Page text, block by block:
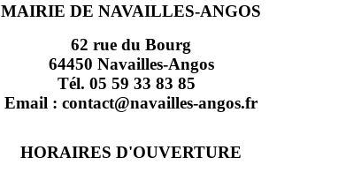
MAIRIE DE NAVAILLES-ANGOS
62 rue du Bourg
64450 Navailles-Angos
Tél. 05 59 33 83 85
Email : contact@navailles-angos.fr
HORAIRES D'OUVERTURE